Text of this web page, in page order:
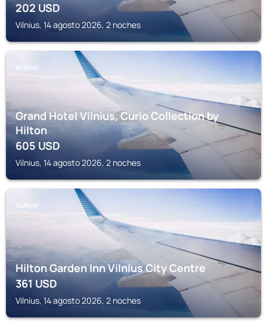
202USD
Vilnius, 14 agosto 2026, 2 noches
VILNIUS
Grand Hotel Vilnius, Curio Collection by
Hilton
605USD
Vilnius, 14 agosto 2026, 2 noches
VILNIUS
Hilton Garden Inn Vilnius City Centre
361USD
Vilnius, 14 agosto 2026, 2 noches